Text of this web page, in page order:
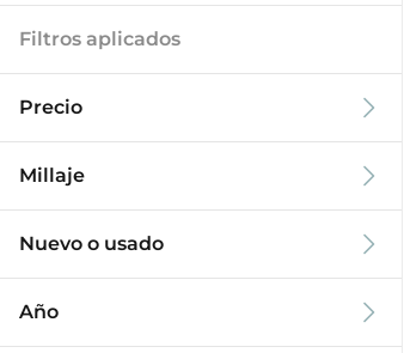
Filtros aplicados
Precio
Millaje
Nuevo o usado
Año